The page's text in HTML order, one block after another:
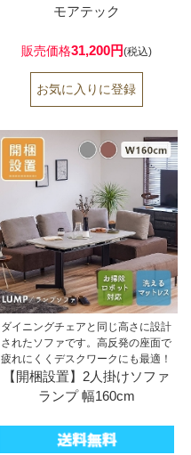
モアテック
販売価格31,200円(税込)
ダイニングチェアと同じ高さに設計
されたソファです。高反発の座面で
疲れにくくデスクワークにも最適！
【開梱設置】2人掛けソファ
ランプ 幅160cm